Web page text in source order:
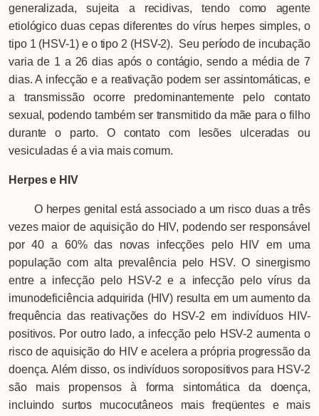
generalizada, sujeita a recidivas, tendo como agente
etiológico duas cepas diferentes do vírus herpes simples, o
tipo 1 (HSV-1) e o tipo 2 (HSV-2). Seu período de incubação
varia de 1 a 26 dias após o contágio, sendo a média de 7
dias. A infecção e a reativação podem ser assintomáticas, e
a transmissão ocorre predominantemente pelo contato
sexual, podendo também ser transmitido da mãe para o filho
durante o parto. O contato com lesões ulceradas ou
vesiculadas é a via mais comum.
Herpes e HIV
O herpes genital está associado a um risco duas a três
vezes maior de aquisição do HIV, podendo ser responsável
por 40 a 60% das novas infecções pelo HIV em uma
população com alta prevalência pelo HSV. O sinergismo
entre a infecção pelo HSV-2 e a infecção pelo vírus da
imunodeficiência adquirida (HIV) resulta em um aumento da
frequência das reativações do HSV-2 em indivíduos HIV-
positivos. Por outro lado, a infecção pelo HSV-2 aumenta o
risco de aquisição do HIV e acelera a própria progressão da
doença. Além disso, os indivíduos soropositivos para HSV-2
são mais propensos à forma sintomática da doença,
incluindo surtos mucocutâneos mais freqüentes e mais